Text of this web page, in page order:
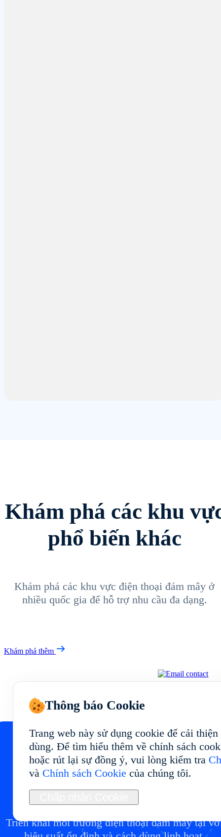
Khám phá các khu
phổ biến khác
Khám phá các khu vực điện thoại đám mây ở
nhiều quốc gia để hỗ trợ nhu cầu đa dạng.
Khám phá thêm
Bắt đầu điện thoại đám
mây của bạn tại
Triển khai môi trường điện thoại đám mây tại
Thông báo Cookie
Trang web này sử dụng cookie để cải
dùng. Để tìm hiểu thêm về chính sách
hoặc rút lại sự đồng ý, vui lòng kiểm tra
và Chính sách Cookie của chúng tôi.